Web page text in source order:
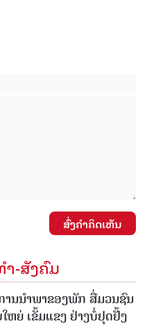
ສົ່ງຄໍາຄິດເຫັນ
-ສັງຄົມ
ານນໍາພາຂອງພັກ ສື່ມວນຊົນ
ຫຍ່ ເຂັ້ມແຂງ ຢ່າງບໍ່ຢຸດຢັ້ງ